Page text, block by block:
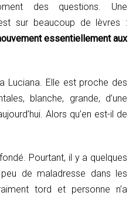
des questions. Une
sur beaucoup de lèvres :
essentiellement aux
Luciana. Elle est proche des
blanche, grande, d’une
Alors qu’en est-il de
Pourtant, il y a quelques
de maladresse dans les
tord et personne n’a